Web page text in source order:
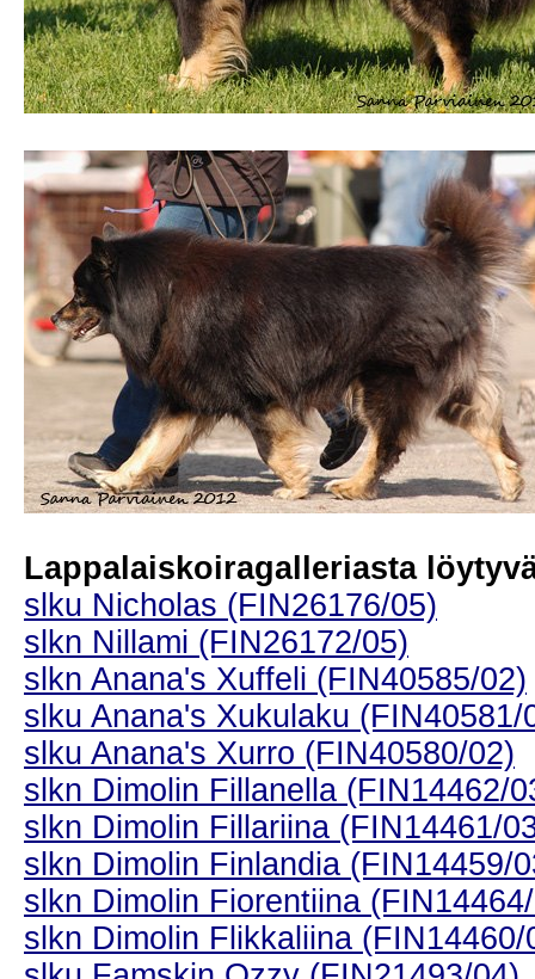
Lappalaiskoiragalleriasta
slku Nicholas (FIN26176/05)
slkn Nillami (FIN26172/05)
slkn Anana's Xuffeli (FIN40585/02)
slku Anana's Xukulaku (FIN40581/
slku Anana's Xurro (FIN40580/02)
slkn Dimolin Fillanella (FIN14462/
slkn Dimolin Fillariina (FIN14461/
slkn Dimolin Finlandia (FIN14459/
slkn Dimolin Fiorentiina
slkn Dimolin Flikkaliina (FIN14460/